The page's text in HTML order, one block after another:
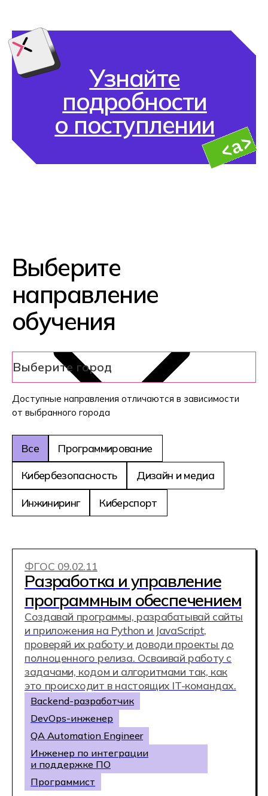
ФГОС 09.02.11
Разработка и управление
программным обеспечением
Создавай программы, разрабатывай сайты
и приложения на Python и JavaScript,
проверяй их работу и доводи проекты до
полноценного релиза. Осваивай работу с
задачами, кодом и алгоритмами так, как
это происходит в настоящих IT-командах.
DevOps-инженер
администрирование
Станьте высокооплачиваемым системным
администратором или управляйте
взаимодействием на стыке разработки и
внедрения ПО в роли devops-инженера
Системный администратор
DevOps инженер
ФГОС 54.02.01 и 54.01.20
Дизайн
Научитесь создавать фирменный стиль для
бизнеса, интерфейсы сайтов и мобильных
приложений, анимировать графику.
Графический дизайн
ФГОС 42.02.01
Реклама
кампаниями или аналитикой
Интернет-маркетолог
SMM-менеджер
Контент-мейкер
Веб-аналитик
Копирайтер
ФГОС 49.02.03
Киберспорт
Станьте одним из первых в России
дипломированным киберспортсменом.
Тренируйтесь на полигоне, изучайте
DOTA2, CS Go и фиджитал, осваивайте
основы менеджмента и маркетинга в
киберспорте, участвуйте в соревнованиях и
организуйте стриминг
Тренер по киберспорту
Стример
Профессиональный киберспортсмен